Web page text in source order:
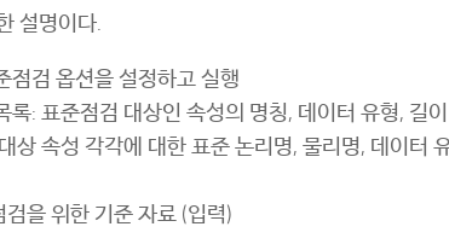
설명이다.
점검 옵션을 설정하고 실행
록: 표준점검 대상인 속성의 명칭, 데이터 유형, 길
상 속성 각각에 대한 표준 논리명, 물리명, 데이터
을 위한 기준 자료 (입력)